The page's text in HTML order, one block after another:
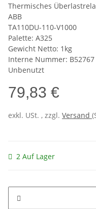
Thermisches
ABB
TA110DU-110-V1000
Palette: A325
Gewicht Netto: 1kg
Interne Nummer: B52767
Unbenutzt
79,83 €
exkl. USt. , zzgl. Versand
2 Auf Lager